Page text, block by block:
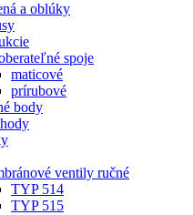
a oblúky
spoje
maticové
prírubové
body
ventily ručné
TYP 514
TYP 515